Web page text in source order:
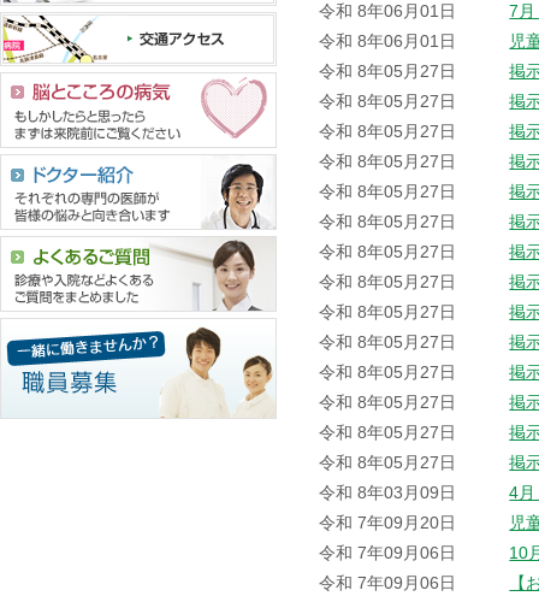
令和 8年06月01日
7月
令和 8年06月01日
児
令和 8年05月27日
掲
令和 8年05月27日
掲
令和 8年05月27日
掲
令和 8年05月27日
掲
令和 8年05月27日
掲
令和 8年05月27日
掲
令和 8年05月27日
掲
令和 8年05月27日
掲
令和 8年05月27日
掲
令和 8年05月27日
掲
令和 8年05月27日
掲
令和 8年05月27日
掲
令和 8年05月27日
掲
令和 8年05月27日
掲
令和 8年03月09日
4月
令和 7年09月20日
児
令和 7年09月06日
10
令和 7年09月06日
【